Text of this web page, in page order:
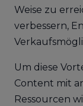
Weise zu
verbessern,
Um diese
Content mit
Ressourcen